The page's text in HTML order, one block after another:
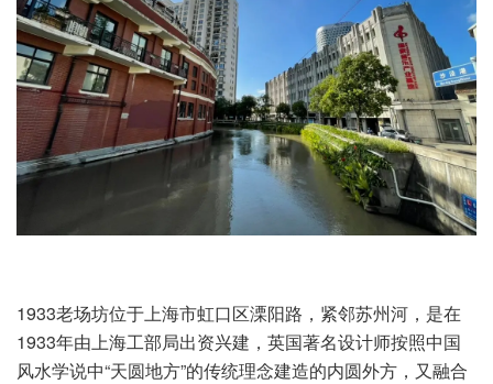
1933老场坊位于上海市虹口区溧阳路，紧邻苏州河，是在
1933年由上海工部局出资兴建，英国著名设计师按照中国
风水学说中“天圆地方”的传统理念建造的内圆外方，又融合